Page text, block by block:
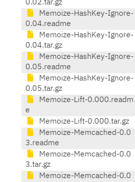
0.02.tar.gz
Memoize-HashKey-Ignore-
0.04.readme
Memoize-HashKey-Ignore-
0.04.tar.gz
Memoize-HashKey-Ignore-
0.05.readme
Memoize-HashKey-Ignore-
0.05.tar.gz
Memoize-Lift-0.000.readm
e
Memoize-Lift-0.000.tar.gz
Memoize-Memcached-0.0
3.readme
Memoize-Memcached-0.0
3.tar.gz
Memoize-Memcached-0.0